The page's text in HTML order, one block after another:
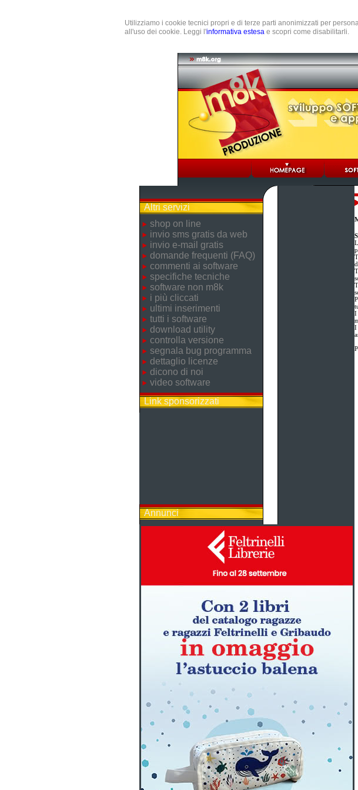
Utilizziamo i cookie tecnici propri e di terze parti anonimizzati per
all'uso dei cookie. Leggi l'informativa estesa e scopri come disabilitarli.
Altri servizi
shop on line
invio sms gratis da web
invio e-mail gratis
domande frequenti (FAQ)
commenti ai software
specifiche tecniche
software non m8k
i più cliccati
ultimi inserimenti
tutti i software
download utility
controlla versione
segnala bug programma
dettaglio licenze
dicono di noi
video software
Link sponsorizzati
Annunci
I
I